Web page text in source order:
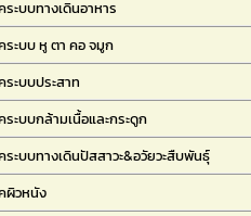
ระบบทางเดินอาหาร
ระบบ หู ตา คอ จมูก
ระบบประสาท
ระบบกล้ามเนื้อและกระดูก
ระบบทางเดินปัสสาวะ&อวัยวะสืบพันธุ์
ผิวหนัง